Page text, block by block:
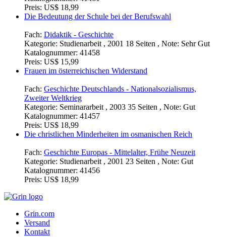
Preis: US$ 18,99
Die Bedeutung der Schule bei der Berufswahl
Fach: Didaktik - Geschichte
Kategorie: Studienarbeit , 2001 18 Seiten , Note: Sehr Gut
Katalognummer: 41458
Preis: US$ 15,99
Frauen im österreichischen Widerstand
Fach: Geschichte Deutschlands - Nationalsozialismus,
Zweiter Weltkrieg
Kategorie: Seminararbeit , 2003 35 Seiten , Note: Gut
Katalognummer: 41457
Preis: US$ 18,99
Die christlichen Minderheiten im osmanischen Reich
Fach: Geschichte Europas - Mittelalter, Frühe Neuzeit
Kategorie: Studienarbeit , 2001 23 Seiten , Note: Gut
Katalognummer: 41456
Preis: US$ 18,99
Grin.com
Versand
Kontakt